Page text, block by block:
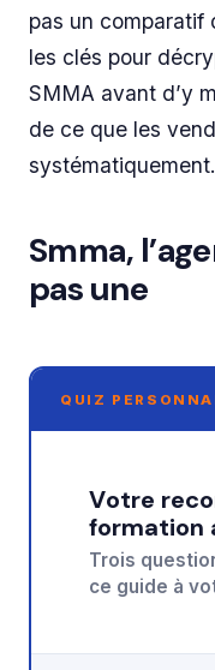
pas un comparatif
les clés pour
SMMA avant d’y
de ce que les
systématiquement.
Smma,
pas une
QUIZ
Votre recommandation sur
formation
Trois
ce guide à